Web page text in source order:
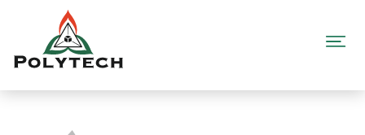
contenu